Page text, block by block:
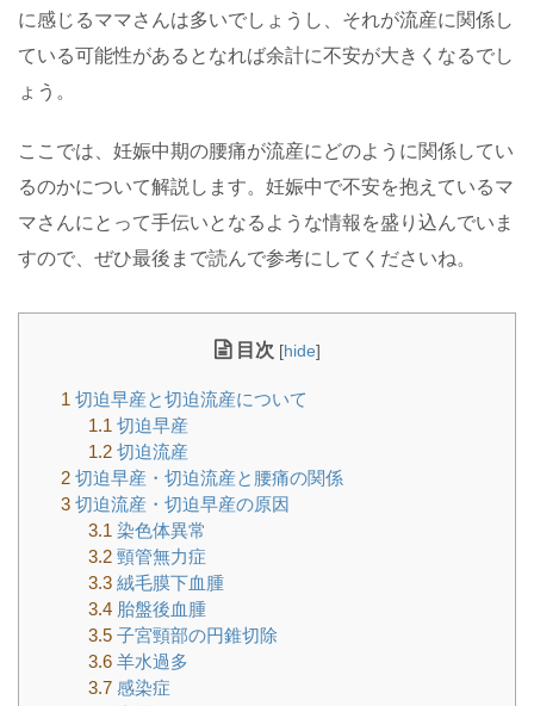
に感じるママさんは多いでしょうし、それが流産に関係し
ている可能性があるとなれば余計に不安が大きくなるでし
ょう。
ここでは、妊娠中期の腰痛が流産にどのように関係してい
るのかについて解説します。妊娠中で不安を抱えているマ
マさんにとって手伝いとなるような情報を盛り込んでいま
すので、ぜひ最後まで読んで参考にしてくださいね。
目次 [hide]
1 切迫早産と切迫流産について
1.1 切迫早産
1.2切迫流産
2 切迫早産・切迫流産と腰痛の関係
3 切迫流産・切迫早産の原因
3.1 染色体異常
3.2頸管無力症
3.3絨毛膜下血腫
3.4胎盤後血腫
3.5子宮頸部の円錐切除
3.6羊水過多
3.7感染症